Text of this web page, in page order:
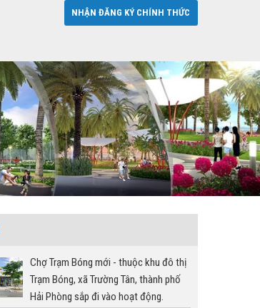
NHẬN ĐĂNG KÝ CHÍNH THỨC
Chợ Trạm Bóng mới - thuộc khu đô thị
Trạm Bóng, xã Trường Tân, thành phố
Hải Phòng sắp đi vào hoạt động.